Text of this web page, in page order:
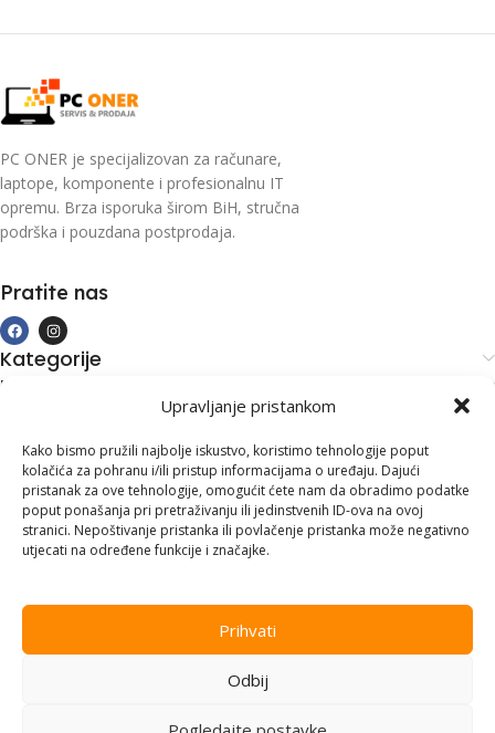
Upravljanje pristankom
Kako bismo pružili najbolje iskustvo, koristimo tehnologije poput
kolačića za pohranu i/ili pristup informacijama o uređaju. Dajući
pristanak za ove tehnologije, omogućit ćete nam da obradimo podatke
poput ponašanja pri pretraživanju ili jedinstvenih ID-ova na ovoj
stranici. Nepoštivanje pristanka ili povlačenje pristanka može negativno
utjecati na određene funkcije i značajke.
Prihvati
Odbij
PC ONER je specijalizovan za računare,
laptope, komponente i profesionalnu IT
opremu. Brza isporuka širom BiH, stručna
podrška i pouzdana postprodaja.
Pratite nas
Kategorije
Kupovina i podrška
Kontakt informacije
Branilaca Bosne, 75 300 Lukavac
+387 35 555 999
info@pconer.ba